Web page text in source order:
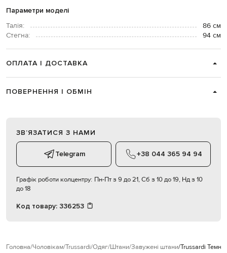
Параметри моделі
Талія:
86 см
Стегна:
94 см
ОПЛАТА І ДОСТАВКА
ПОВЕРНЕННЯ І ОБМІН
ЗВʼЯЗАТИСЯ З НАМИ
Telegram +38 044 365 94 94
Графік роботи колцентру: Пн-Пт з 9 до 21, Сб з 10 до 19, Нд з 10
до 18
Код товару: 336253
Головна Чоловікам Trussardi Одяг Штани Завужені штани Trussardi